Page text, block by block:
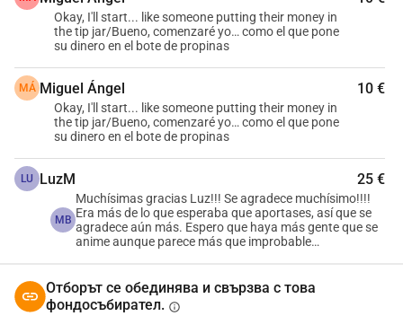
запитах: "Какво мога да направя, за да увелича
интензивността?"
Така че потърсих приложение за ходене/бягане, за да
видя дали мога да постигна това, което ми се е
струвало невъзможно през по-голямата част от
живота ми: винаги съм бил с наднормено тегло, без
никакви атлетични способности или наклонности.
Освен това, бях диагностициран с астма на 7 години
Никога не мислех, че ще мога да пробягам 5
километра.
Когато трябваше да избера разстоянието, за което
исках приложението CaCo (между 5K и 10K), избрах 5K,
Okay, I'll start... like someone putting their money in
the tip jar/Bueno, comenzaré yo… como el que pone
su dinero en el bote de propinas
MÁ Miguel Ángel 10 €
Okay, I'll start... like someone putting their money in
the tip jar/Bueno, comenzaré yo… como el que pone
su dinero en el bote de propinas
LU LuzM 25 €
MB
Muchísimas gracias Luz!!! Se agradece muchísimo!!!!
Era más de lo que esperaba que aportases, así que se
agradece aún más. Espero que haya más gente que se
anime aunque parece más que improbable…
Отборът се обединява и свързва с това
фондосъбирател. info